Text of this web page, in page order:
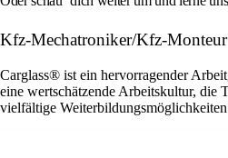
Kfz-Mechatroniker/Kfz-
Carglass® ist ein hervorragender
eine wertschätzende Arbeitskultur, die
vielfältige